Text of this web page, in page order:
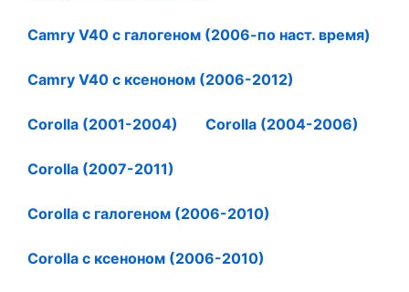
Camry V40 с галогеном (2006-по наст. время)
Camry V40 с ксеноном (2006-2012)
Corolla (2001-2004) Corolla (2004-2006)
Corolla (2007-2011)
Corolla с галогеном (2006-2010)
Corolla с ксеноном (2006-2010)